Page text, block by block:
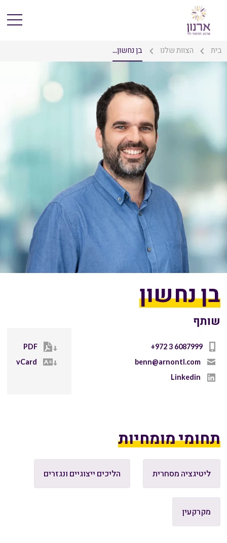
בית הצוות שלנו בן נחשון...
בן נחשון
שותף
+972 3 6087999
benn@arnontl.com
Linkedin
PDF
vCard
תחומי מומחיות
ליטיגציה מסחרית הליכים ייצוגיים ונגזרים
מקרקעין